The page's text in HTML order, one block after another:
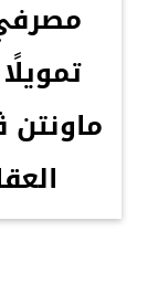
ماونتن